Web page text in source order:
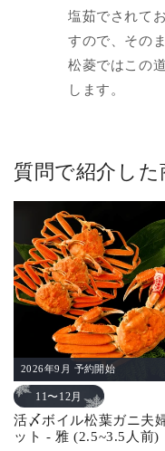
塩茹でされて
すので、その
松菱ではこの
します。
質問で紹介した
2026年9月 予約開始
11〜12月
活〆ボイル松葉ガニ夫
ット - 雅 (2.5~3.5人前)